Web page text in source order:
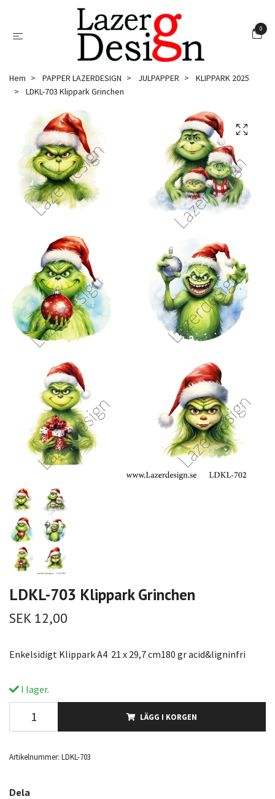
0
Hem PAPPER LAZERDESIGN JULPAPPER
KLIPPARK 2025
LDKL-703 Klippark Grinchen
LDKL-703 Klippark Grinchen
SEK 12,00
Enkelsidigt Klippark A4 21 x 29,7 cm180 gr acid&ligninfri
I lager.
LÄGG I KORGEN
Artikelnummer: LDKL-703
Dela